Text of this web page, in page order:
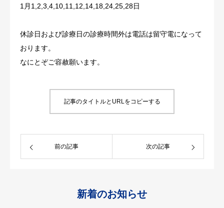
1月1,2,3,4,10,11,12,14,18,24,25,28日
休診日および診療日の診療時間外は電話は留守電になって
おります。
なにとぞご容赦願います。
記事のタイトルとURLをコピーする
前の記事 次の記事
新着のお知らせ